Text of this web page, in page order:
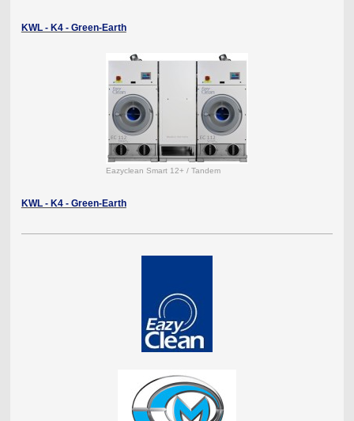
KWL - K4 - Green-Earth
Eazyclean Smart 12+ / Tandem
KWL - K4 - Green-Earth